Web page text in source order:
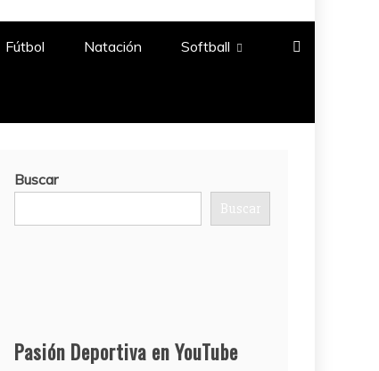
Fútbol Natación​ Softball​
Buscar
Buscar
Pasión Deportiva en YouTube